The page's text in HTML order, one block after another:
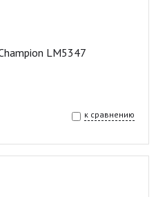
LM5347
к сравнению